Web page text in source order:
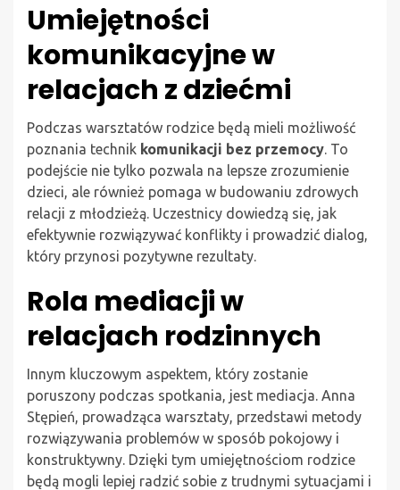
Umiejętności
komunikacyjne w
relacjach z dziećmi
Podczas warsztatów rodzice będą mieli możliwość
poznania technik komunikacji bez przemocy. To
podejście nie tylko pozwala na lepsze zrozumienie
dzieci, ale również pomaga w budowaniu zdrowych
relacji z młodzieżą. Uczestnicy dowiedzą się, jak
efektywnie rozwiązywać konflikty i prowadzić dialog,
który przynosi pozytywne rezultaty.
Rola mediacji w
relacjach rodzinnych
Innym kluczowym aspektem, który zostanie
poruszony podczas spotkania, jest mediacja. Anna
Stępień, prowadząca warsztaty, przedstawi metody
rozwiązywania problemów w sposób pokojowy i
konstruktywny. Dzięki tym umiejętnościom rodzice
będą mogli lepiej radzić sobie z trudnymi sytuacjami i